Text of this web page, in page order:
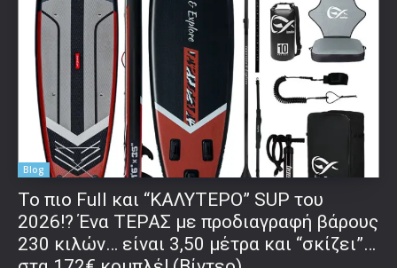
Blog
To πιο Full και “ΚΑΛΥΤΕΡΟ” SUP του
2026!? Ένα ΤΕΡΑΣ με προδιαγραφή βάρους
230 κιλών… είναι 3,50 μέτρα και “σκίζει”…